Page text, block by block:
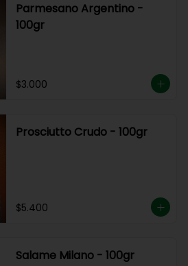
Parmesano Argentino -
100gr
$3.000
Prosciutto Crudo - 100gr
$5.400
Salame Milano - 100gr